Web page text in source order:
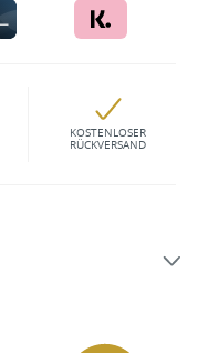
KOSTENLOSER
RÜCKVERSAND